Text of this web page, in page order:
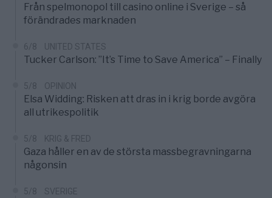
Från spelmonopol till casino online i Sverige – så
förändrades marknaden
6/8 UNITED STATES
Tucker Carlson: ”It’s Time to Save America” – Finally
5/8 OPINION
Elsa Widding: Risken att dras in i krig borde avgöra
all utrikespolitik
5/8 KRIG & FRED
Gaza håller en av de största massbegravningarna
någonsin
5/8 SVERIGE